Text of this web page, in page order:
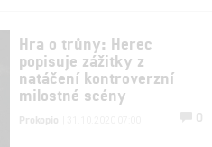
Hra o trůny: Herec
popisuje zážitky z
natáčení kontroverzní
milostné scény
Prokopio 0